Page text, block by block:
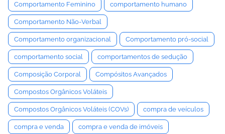
Comportamento Feminino comportamento humano
Comportamento Não-Verbal
Comportamento organizacional Comportamento pró-social
comportamento social comportamentos de sedução
Composição Corporal Compósitos Avançados
Compostos Orgânicos Voláteis
Compostos Orgânicos Voláteis (COVs) compra de veículos
compra e venda compra e venda de imóveis